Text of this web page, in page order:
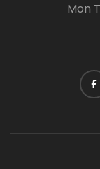
Mon